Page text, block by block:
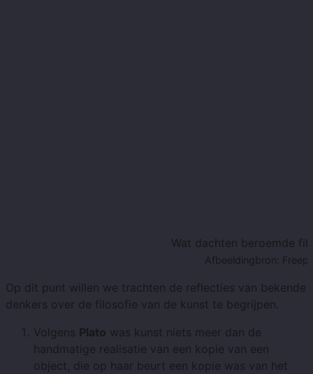
Wat dachten beroemde
Afbeeldingbron:
Op dit punt willen we trachten de reflecties van bekende
denkers over de filosofie van de kunst te begrijpen.
Volgens Plato was kunst niets meer dan de
handmatige realisatie van een kopie van een
object, die op haar beurt een kopie was van het